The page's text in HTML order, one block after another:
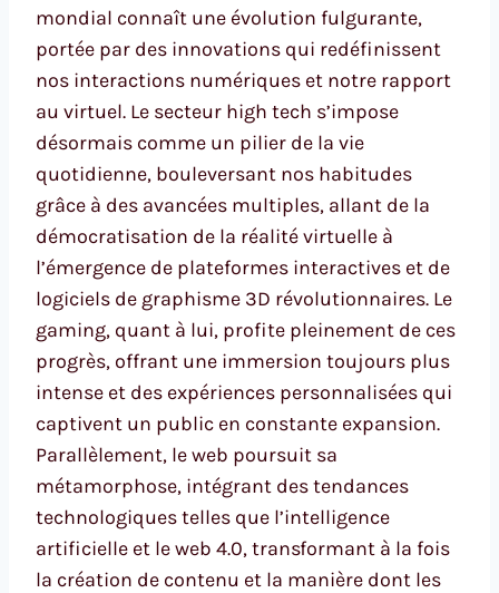
mondial connaît une évolution fulgurante,
portée par des innovations qui redéfinissent
nos interactions numériques et notre rapport
au virtuel. Le secteur high tech s’impose
désormais comme un pilier de la vie
quotidienne, bouleversant nos habitudes
grâce à des avancées multiples, allant de la
démocratisation de la réalité virtuelle à
l’émergence de plateformes interactives et de
logiciels de graphisme 3D révolutionnaires. Le
gaming, quant à lui, profite pleinement de ces
progrès, offrant une immersion toujours plus
intense et des expériences personnalisées qui
captivent un public en constante expansion.
Parallèlement, le web poursuit sa
métamorphose, intégrant des tendances
technologiques telles que l’intelligence
artificielle et le web 4.0, transformant à la fois
la création de contenu et la manière dont les